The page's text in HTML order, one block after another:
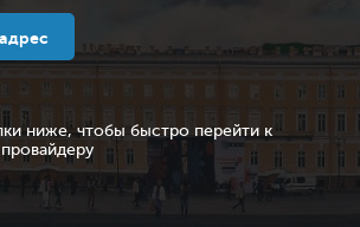
ниже, чтобы быстро перейти к